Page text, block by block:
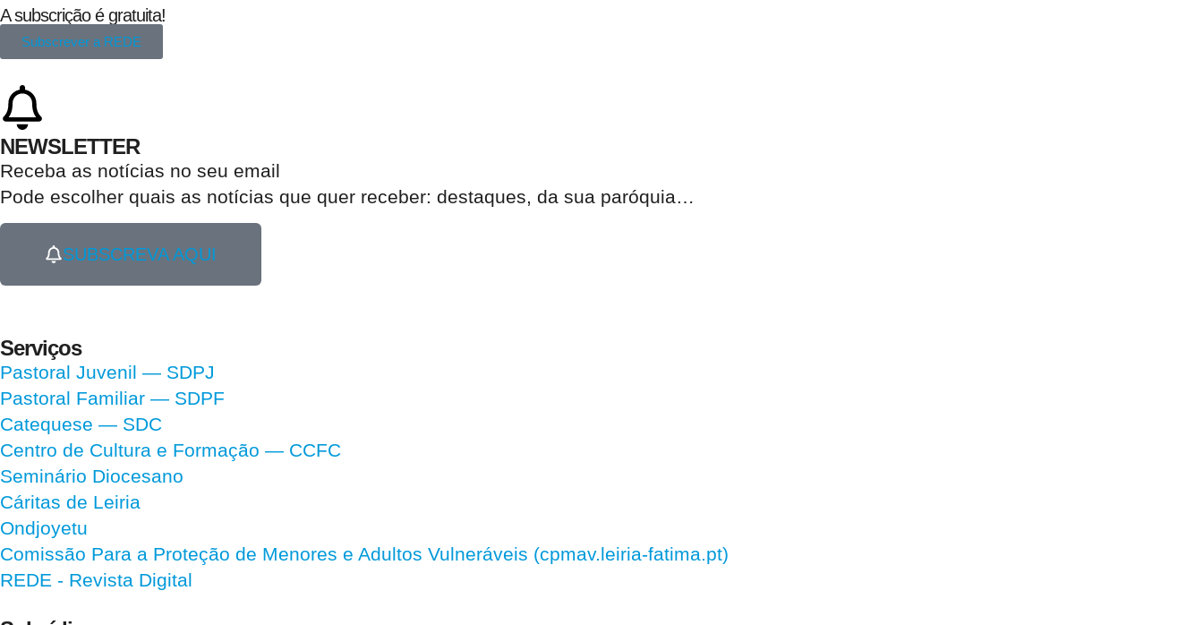
A subscrição é gratuita!
Subscrever a REDE
NEWSLETTER
Receba as notícias no seu email​
Pode escolher quais as notícias que quer receber: destaques, da sua paróquia…
SUBSCREVA AQUI
Serviços
Pastoral Juvenil — SDPJ
Pastoral Familiar — SDPF
Catequese — SDC
Centro de Cultura e Formação — CCFC
Seminário Diocesano
Cáritas de Leiria
Ondjoyetu
Comissão Para a Proteção de Menores e Adultos Vulneráveis (cpmav.leiria-fatima.pt)
REDE - Revista Digital